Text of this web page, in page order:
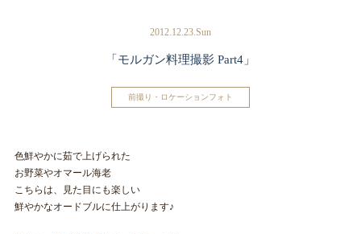
2012.12.23.Sun
「モルガン料理撮影 Part4」
前撮り・ロケーションフォト
色鮮やかに茹で上げられた
お野菜やオマール海老
こちらは、見た目にも楽しい
鮮やかなオードブルに仕上がります♪